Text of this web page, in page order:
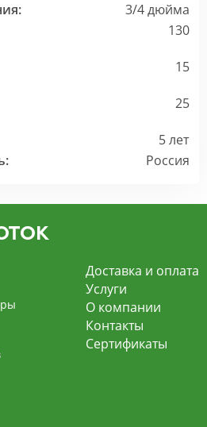
3/4 дюйма
130
15
25
5 лет
Россия
Доставка и оплата
Услуги
О компании
Контакты
Сертификаты